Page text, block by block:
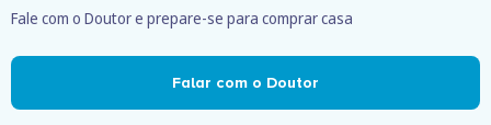
Fale com o Doutor e prepare-se para comprar casa
Falar com o Doutor